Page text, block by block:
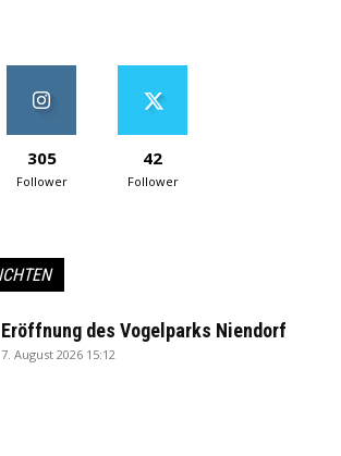
305
Follower
42
Follower
Eröffnung des Vogelparks Niendorf
7. August 2026 15:12